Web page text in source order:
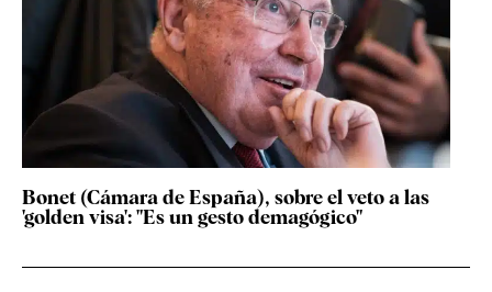
Bonet (Cámara de España), sobre el veto a las
'golden visa': "Es un gesto demagógico"